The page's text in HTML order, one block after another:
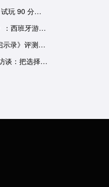
Polygon《轮回之兽》上手前瞻：试玩 90 分钟后，我依然有一肚子疑惑
从《盟军敢死队》到《神之亵渎》：西班牙游戏工作室盘点
Polygon《毁灭战士：黑暗时代 启示录》评测：轰轰烈烈的谢幕演出？
《黎明行者之血》Fami 通前瞻&访谈：把选择权交给玩家